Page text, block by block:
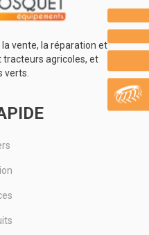
vente, la réparation et
tracteurs agricoles, et
verts.